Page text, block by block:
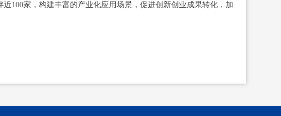
100家，构建丰富的产业化应用场景，促进创新创业成果转化，加